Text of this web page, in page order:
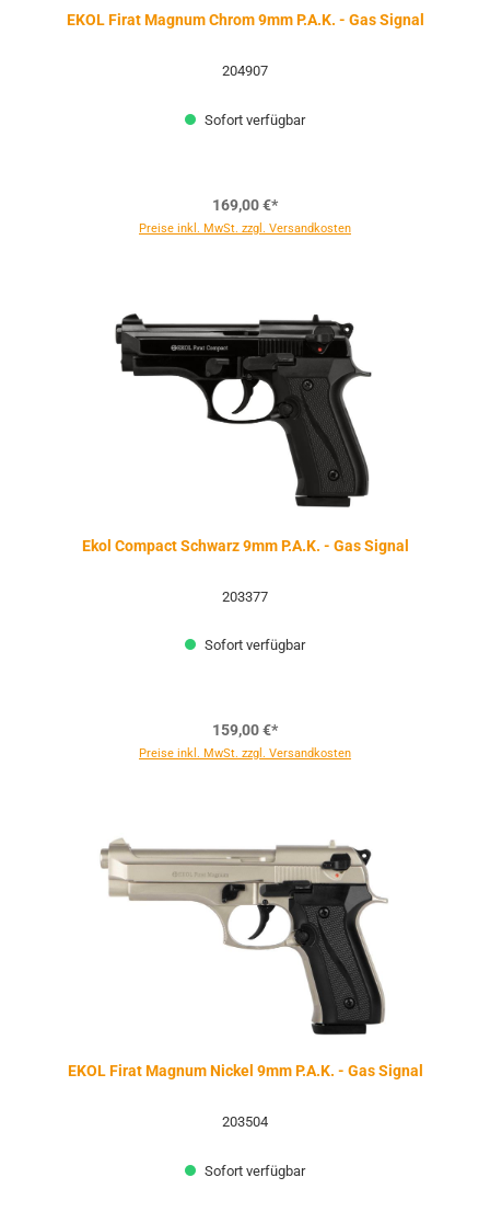
EKOL Firat Magnum Chrom 9mm P.A.K. - Gas Signal
204907
Sofort verfügbar
169,00 €*
Preise inkl. MwSt. zzgl. Versandkosten
Ekol Compact Schwarz 9mm P.A.K. - Gas Signal
203377
Sofort verfügbar
159,00 €*
Preise inkl. MwSt. zzgl. Versandkosten
EKOL Firat Magnum Nickel 9mm P.A.K. - Gas Signal
203504
Sofort verfügbar